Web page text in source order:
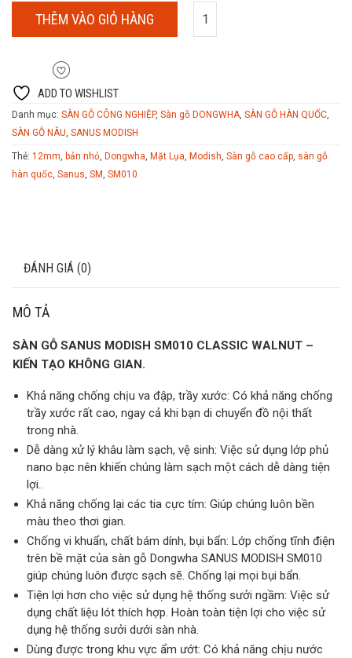
THÊM VÀO GIỎ HÀNG
ADD TO WISHLIST
Danh mục: SÀN GỖ CÔNG NGHIỆP, Sàn gỗ DONGWHA, SÀN GỖ HÀN QUỐC,
SÀN GỖ NÂU, SANUS MODISH
Thẻ: 12mm, bản nhỏ, Dongwha, Mặt Lụa, Modish, Sàn gỗ cao cấp, sàn gỗ
hàn quốc, Sanus, SM, SM010
ĐÁNH GIÁ (0)
MÔ TẢ
SÀN GỖ SANUS MODISH SM010 CLASSIC WALNUT –
KIẾN TẠO KHÔNG GIAN.
Khả năng chống chịu va đập, trầy xước: Có khả năng chống
trầy xước rất cao, ngay cả khi bạn di chuyển đồ nội thất
trong nhà.
Dễ dàng xử lý khâu làm sạch, vệ sinh: Việc sử dụng lớp phủ
nano bạc nên khiến chúng làm sạch một cách dễ dàng tiện
lợi..
Khả năng chống lại các tia cực tím: Giúp chúng luôn bền
màu theo thơi gian.
Chống vi khuẩn, chất bám dính, bụi bẩn: Lớp chống tĩnh điện
trên bề mặt của sàn gỗ Dongwha SANUS MODISH SM010
giúp chúng luôn được sạch sẽ. Chống lại mọi bụi bẩn.
Tiện lợi hơn cho việc sử dụng hệ thống sưởi ngầm: Việc sử
dụng chất liệu lót thích hợp. Hoàn toàn tiện lợi cho việc sử
dụng hệ thống sưởi dưới sàn nhà.
Dùng được trong khu vực ẩm ướt: Có khả năng chịu nước